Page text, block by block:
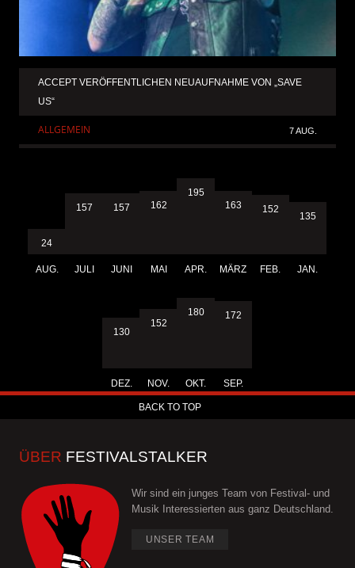
ACCEPT VERÖFFENTLICHEN NEUAUFNAHME VON „SAVE
US“
ALLGEMEIN 7 AUG.
24
AUG.
157
JULI
157
JUNI
162
MAI
195
APR.
163
MÄRZ
152
FEB.
135
JAN.
130
DEZ.
152
NOV.
180
OKT.
172
SEP.
BACK TO TOP
ÜBER FESTIVALSTALKER
Wir sind ein junges Team von Festival- und
Musik Interessierten aus ganz Deutschland.
UNSER TEAM